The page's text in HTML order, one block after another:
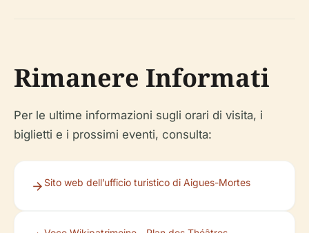
Rimanere Informati
Per le ultime informazioni sugli orari di visita, i
biglietti e i prossimi eventi, consulta:
Sito web dell’ufficio turistico di Aigues-Mortes